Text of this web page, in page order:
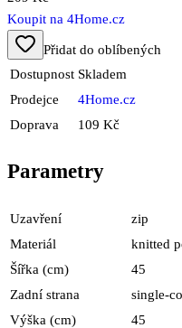
Koupit na 4Home.cz
Přidat do oblíbených
Dostupnost Skladem
Prodejce
4Home.cz
Doprava
109 Kč
Parametry
Uzavření
zip
Materiál
knitted
Šířka (cm)
45
Zadní strana
single-
Výška (cm)
45